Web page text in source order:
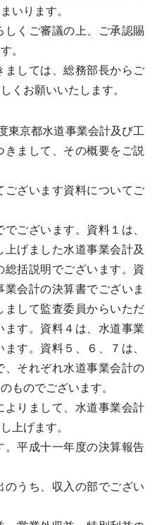
いります。
くご審議の上、ご承認賜
。
しては、総務部長からご
くお願いいたします。
京都水道事業会計及び工
まして、その概要をご説
ざいます資料についてご
ございます。資料１は、
げました水道事業会計及
括説明でございます。資
会計の決算書でございま
して監査委員からいただ
ます。資料４は、水道事業
す。資料５、６、７は、
、それぞれ水道事業会計の
ものでございます。
りまして、水道事業会計
上げます。
平成十一年度の決算報告
うち、収入の部でござい